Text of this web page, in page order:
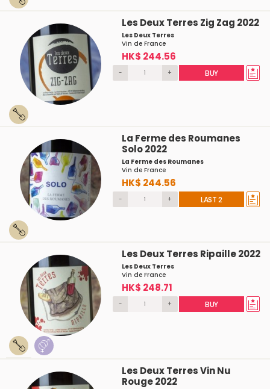
Les Deux Terres Zig Zag 2022
Les Deux Terres
Vin de France
HK$ 244.56
- + BUY
La Ferme des Roumanes
Solo 2022
La Ferme des Roumanes
Vin de France
HK$ 244.56
- + LAST 2
Les Deux Terres Ripaille 2022
Les Deux Terres
Vin de France
HK$ 248.71
- + BUY
Les Deux Terres Vin Nu
Rouge 2022